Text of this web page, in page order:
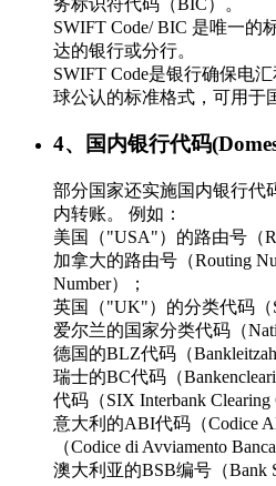
SWIFT Code/ BIC 是唯一的
达的银行或分行。
SWIFT Code是银行确保电
球公认的标准格式，可用于
4、国内银行代码
部分国家还实施国内银行代
内转账。 例如：
美国（"USA"）的路由号（
加拿大的路由号（Routing
Number）；
英国（"UK"）的分类代码（
爱尔兰的国家分类代码（
德国的BLZ代码（
瑞士的BC代码（
代码（SIX Interbank Clearing
意大利的ABI代码（Codice
（Codice di Avviamento
澳大利亚的BSB编号（Bank